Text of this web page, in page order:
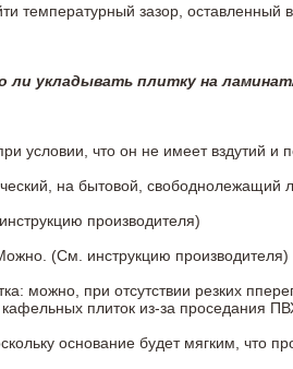
температурный зазор,
ли укладывать плитку на
условии, что он не имеет вздутий
на бытовой, свободнолежащий
производителя)
(См. инструкцию производителя)
можно, при отсутствии резких
плиток из-за проседания
основание будет мягким, что